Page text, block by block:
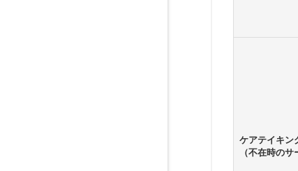
ケアテイキン
（不在時のサ